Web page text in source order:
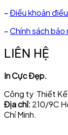
–Điều khoản
–Chính sách bảo
LIÊN HỆ
In Cực Đẹp.
Công ty Thiết Kế
Địa chỉ: 210/9C
Chí Minh.